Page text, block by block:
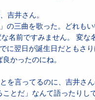
吉井さん。
の三曲を歌った。どれもい
名前ですみません。 変な
に翌日が誕生日だともさ
かったのにね。
を言ってるのに、吉井さ
とだ」なんて語ったりし